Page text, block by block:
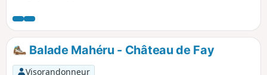
Balade Mahéru - Château de Fay
Visorandonneur